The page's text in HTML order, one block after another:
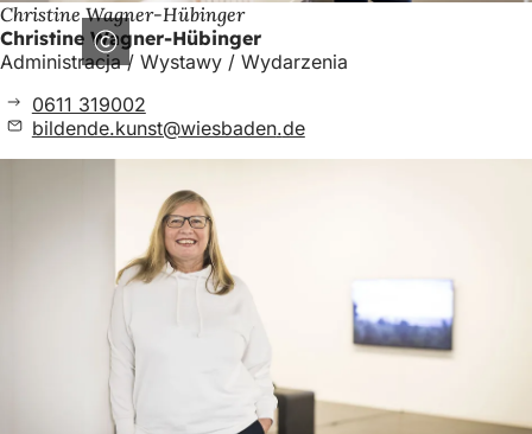
Christine Wagner-Hübinger
Christine Wagner-Hübinger
Administracja / Wystawy / Wydarzenia
0611 319002
bildende.kunst
wiesbaden de